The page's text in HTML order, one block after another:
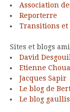
Association
Reporterre
Transitions et
Sites et blogs
David
Etienne
Jacques Sapir
Le blog de
Le blog